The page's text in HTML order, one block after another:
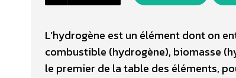
L’hydrogène est un élément dont on
combustible (hydrogène), biomasse
le premier de la table des éléments,